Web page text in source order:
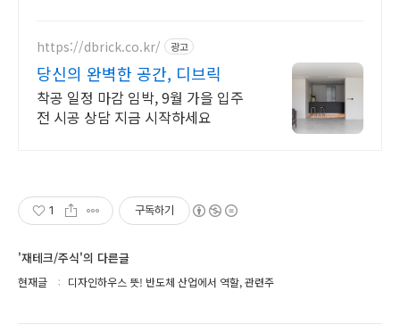
https://dbrick.co.kr/ 광고
당신의 완벽한 공간, 디브릭
착공 일정 마감 임박, 9월 가을 입주
전 시공 상담 지금 시작하세요
1 구독하기
'재테크/주식'의 다른글
현재글 디자인하우스 뜻! 반도체 산업에서 역할, 관련주